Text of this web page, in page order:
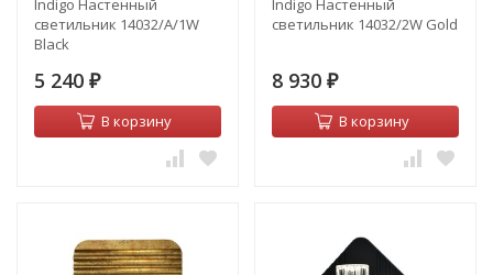
светильник 14032/A/1W
Black
5 240 ₽
В корзину
светильник 14032/2W Gold
8 930 ₽
В корзину